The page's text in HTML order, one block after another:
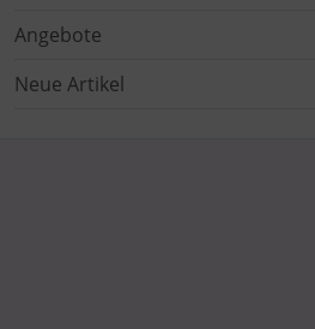
Angebote
Neue Artikel